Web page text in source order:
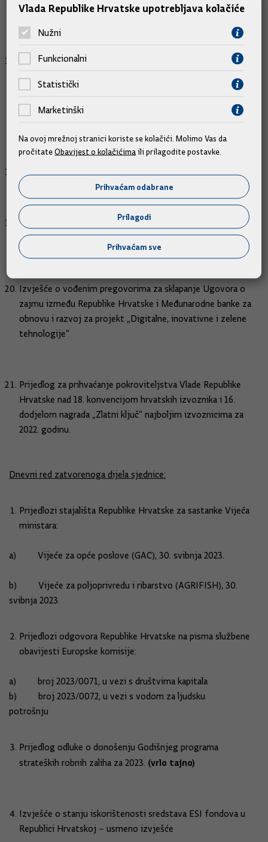
proračuna Republike Hrvatske za 2022.
godinu
Davanje mišljenja Hrvatskome saboru na Prijedlog zaključka
o obvezi Vlade Republike Hrvatske da izradi nacionalni
kurikulum, kurikulum nastavnih predmeta, nastavni plan i
program kojima se u osnovne i srednje škole uvodi spolni
Hrvatskome saboru)
Prijedlog izvješća o radu policije u 2022. godini
Izvješće o provedbi Nacionalnog programa reformi 2022. za
razdoblje studeni 2022. – travanj 2023.
Izvješće o vođenim pregovorima za sklapanje Ugovora o
zajmu između Republike Hrvatske i Međunarodne banke za
obnovu i razvoj za projekt „Digitalne, inovativne i zelene
tehnologije“
Prijedlog za prihvaćanje pokroviteljstva Vlade Republike
Hrvatske nad 18. konvencijom hrvatskih izvoznika i 16.
dodjelom nagrada „Zlatni ključ“ najboljim izvoznicima za
2022. godinu.
Dnevni red zatvorenoga dijela sjednice:
Prijedlozi stajališta Republike Hrvatske za sastanke Vijeća
ministara:
a) Vijeće za opće poslove (GAC), 30. svibnja 2023.
b) Vijeće za poljoprivredu i ribarstvo (AGRIFISH), 30.
svibnja 2023.
Prijedlozi odgovora Republike Hrvatske na pisma službene
obavijesti Europske komisije:
a) broj 2023/0071, u vezi s društvima kapitala
b) broj 2023/0072, u vezi s vodom za ljudsku
potrošnju
Prijedlog odluke o donošenju Godišnjeg programa
strateških robnih zaliha za 2023. (vrlo tajno)
Izvješće o stanju iskorištenosti sredstava ESI fondova u
Republici Hrvatskoj – usmeno izvješće
Vlada Republike Hrvatske upotrebljava kolačiće
Nužni
Funkcionalni
Statistički
Marketinški
Na ovoj mrežnoj stranici koriste se kolačići. Molimo Vas da
pročitateObavijest o kolačićima ili prilagodite postavke.
Prihvaćam odabrane
Prilagodi
Prihvaćam sve